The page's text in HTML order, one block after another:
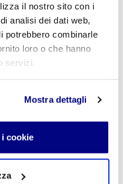
il nostro sito con i
analisi dei dati web,
potrebbero combinarle
loro o che hanno
servizi.
Mostra dettagli
cookie
Europea (UE) e le
- Modulo 1 Unione
2B Info